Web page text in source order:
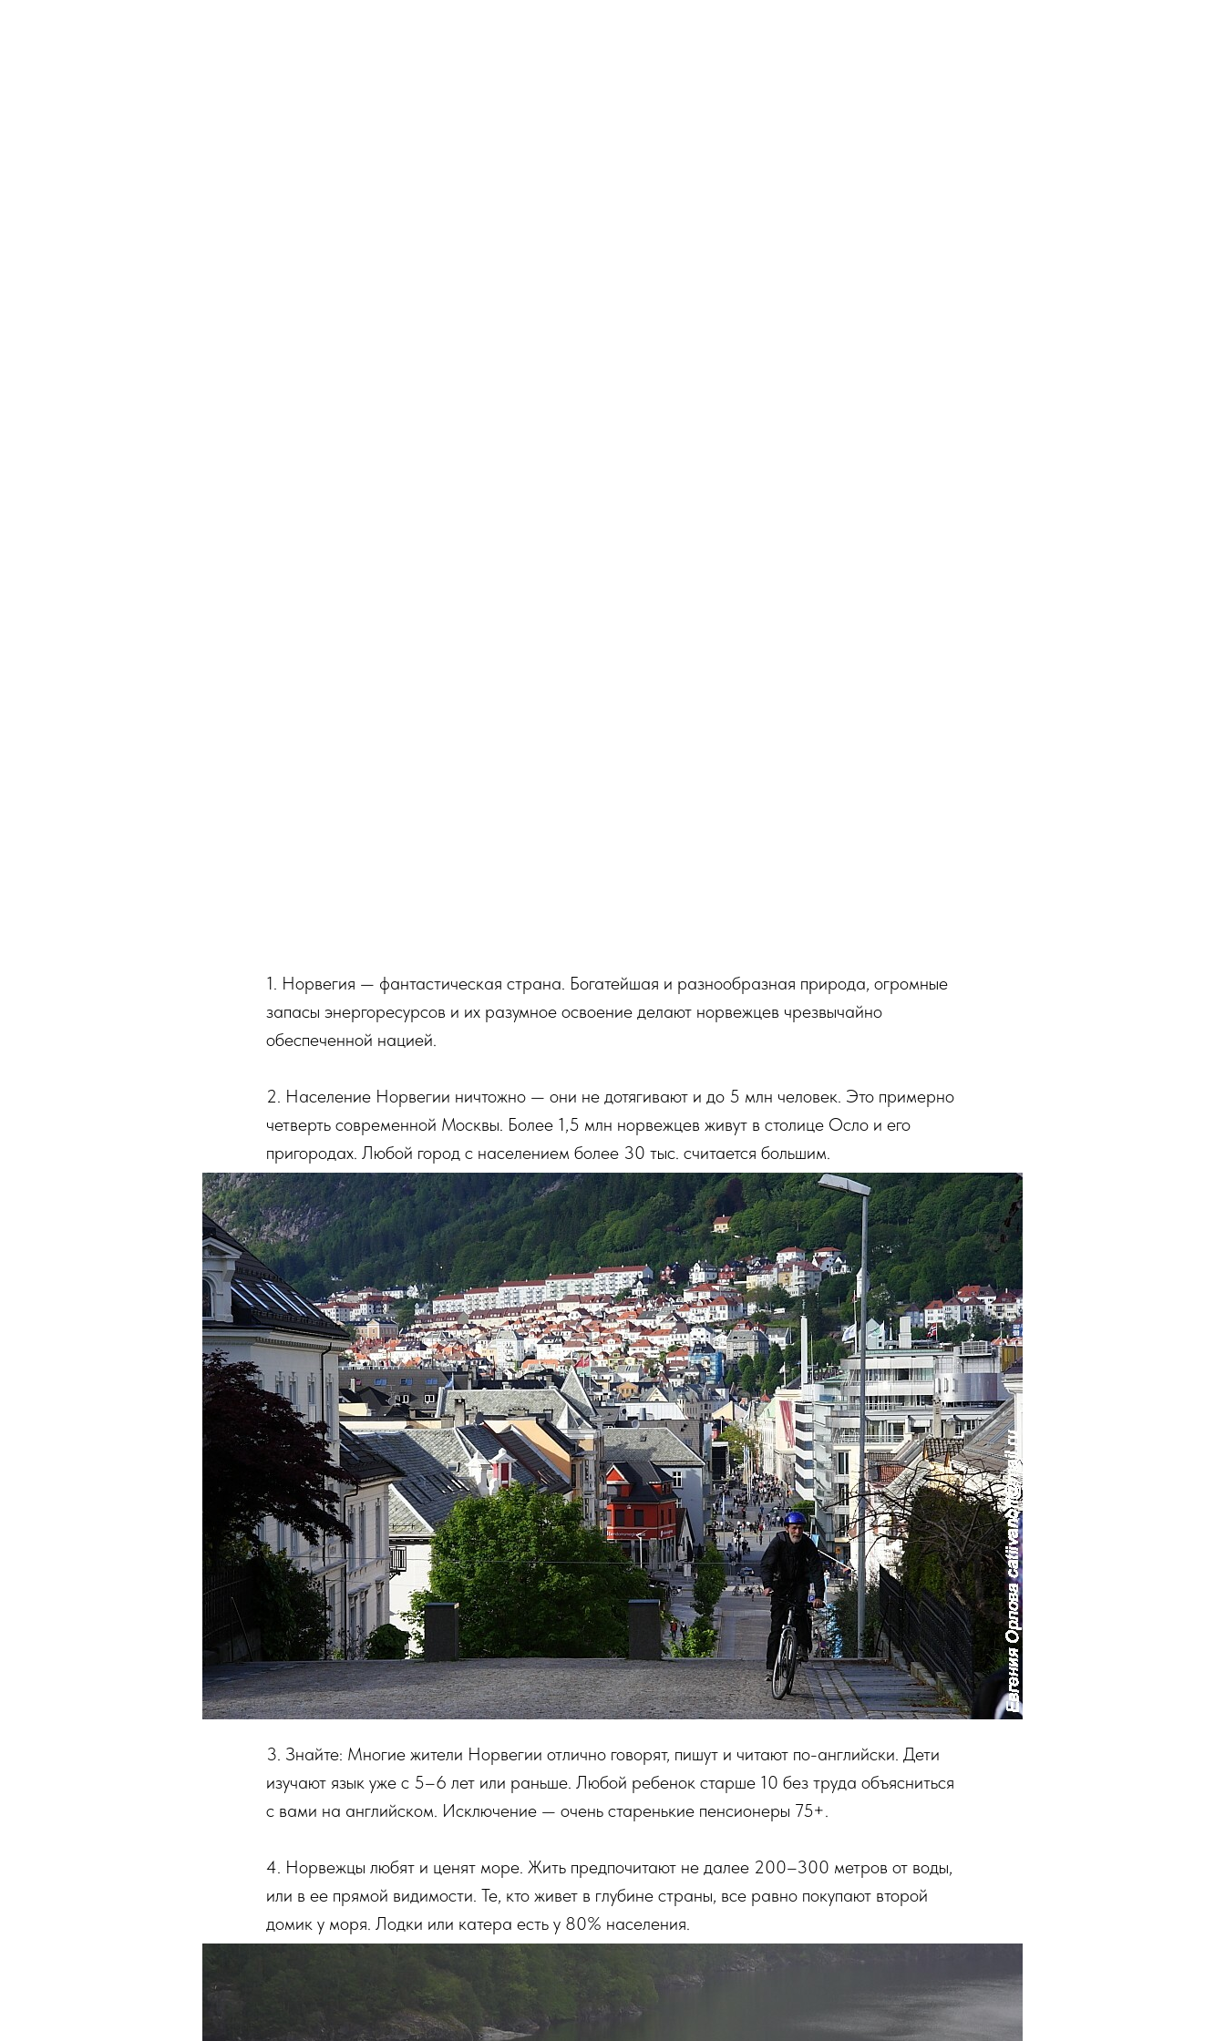
1. Норвегия — фантастическая страна. Богатейшая и разнообразная природа, огромные
запасы энергоресурсов и их разумное освоение делают норвежцев чрезвычайно
обеспеченной нацией.
2. Население Норвегии ничтожно — они не дотягивают и до 5 млн человек. Это примерно
четверть современной Москвы. Более 1,5 млн норвежцев живут в столице Осло и его
пригородах. Любой город с населением более 30 тыс. считается большим.
3. Знайте: Многие жители Норвегии отлично говорят, пишут и читают по-английски. Дети
изучают язык уже с 5–6 лет или раньше. Любой ребенок старше 10 без труда объясниться
с вами на английском. Исключение — очень старенькие пенсионеры 75+.
4. Норвежцы любят и ценят море. Жить предпочитают не далее 200–300 метров от воды,
или в ее прямой видимости. Те, кто живет в глубине страны, все равно покупают второй
домик у моря. Лодки или катера есть у 80% населения.